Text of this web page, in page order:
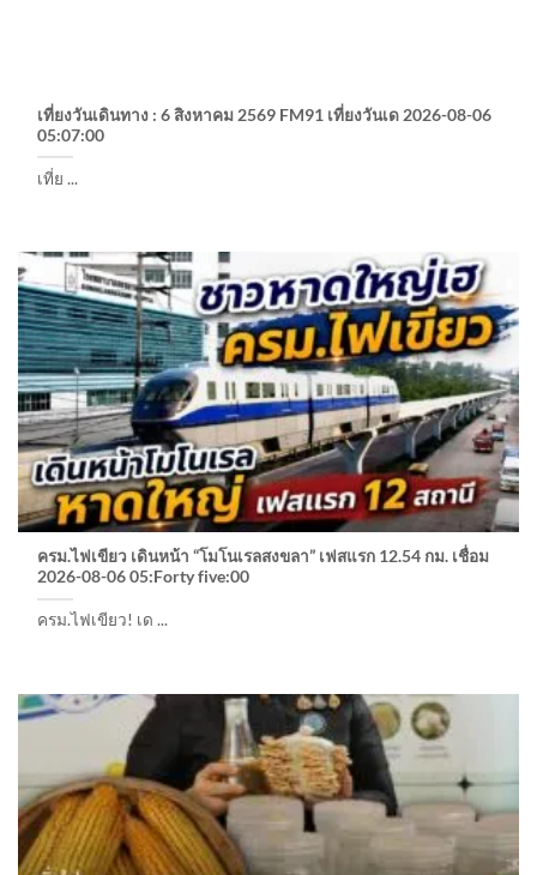
เที่ยงวันเดินทาง : 6 สิงหาคม 2569 FM91 เที่ยงวันเด 2026-08-06
05:07:00
เที่ย ...
ครม.ไฟเขียว เดินหน้า “โมโนเรลสงขลา” เฟสแรก 12.54 กม. เชื่อม
2026-08-06 05:Forty five:00
ครม.ไฟเขียว! เด ...